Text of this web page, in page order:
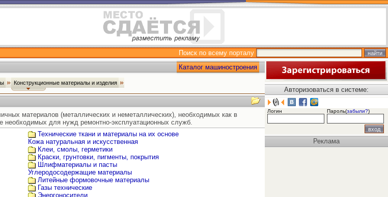
Поиск по всему порталу
Каталог машиностроения
Конструкционные материалы и изделия
материалов (металлических и неметаллических), необходимых как в
необходимых для нужд ремонтно-эксплуатационных служб.
Технические ткани и материалы на их основе
Кожа натуральная и искусственная
Клеи, смолы, герметики
Краски, грунтовки, пигменты, покрытия
Шлифматериалы и пасты
Углеродосодержащие материалы
Литейные формовочные материалы
Газы технические
Энергоносители
Авторизоваться в системе:
Логин Пароль(забыли?)
Реклама